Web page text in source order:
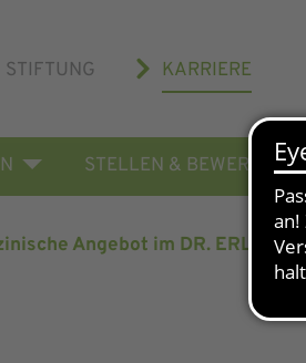
STIFTUNG KARRIERE
STELLEN & BEWERBUNG
Angebot im DR. ERLER